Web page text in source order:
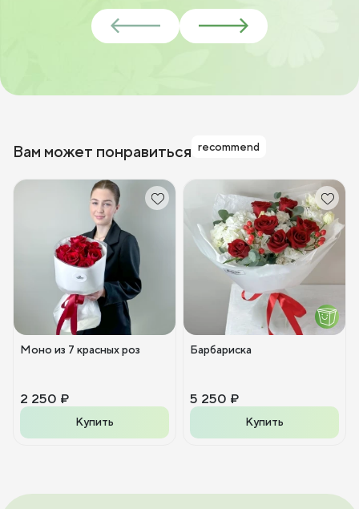
Вам может понравиться recommend
Моно из 7 красных роз
2 250 ₽
Купить
Барбариска
5 250 ₽
Купить